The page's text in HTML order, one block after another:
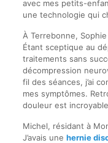
avec mes petits-
une technologie qui
À Terrebonne,
Étant sceptique au
traitements sans
décompression
fil des séances, j’ai
mes symptômes.
douleur est
Michel, résidant à
J’avais une hernie